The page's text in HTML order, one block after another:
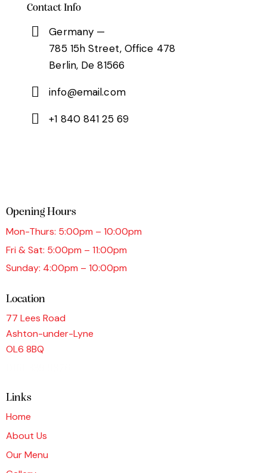
Contact Info
Germany —
785 15h Street, Office 478
Berlin, De 81566
info@email.com
+1 840 841 25 69
Opening Hours
Mon-Thurs: 5:00pm – 10:00pm
Fri & Sat: 5:00pm – 11:00pm
Sunday: 4:00pm – 10:00pm
Location
77 Lees Road
Ashton-under-Lyne
OL6 8BQ
Links
Home
About Us
Our Menu